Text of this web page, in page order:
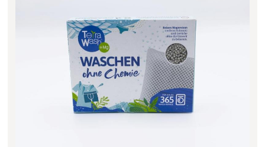
Fleischerei Hüthmayr Detail
Hofladen Hoffelner Detail
Kuglbauer - Familie Bischof Detail
La Toscana Anita Wolf e.U. Detail
Söllradls Naturkostladen Detail